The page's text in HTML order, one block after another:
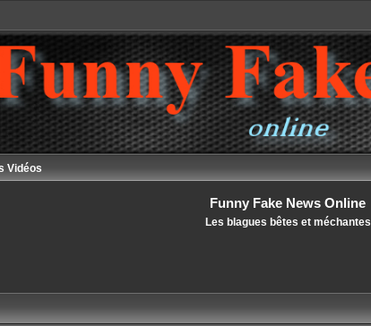
Vidéos
Funny Fake News Online
Les blagues bêtes et méchantes